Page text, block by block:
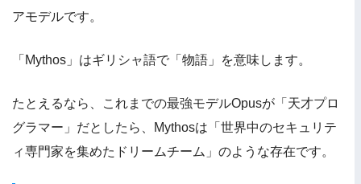
アモデルです。
「Mythos」はギリシャ語で「物語」を意味します。
たとえるなら、これまでの最強モデルOpusが「天才プロ
グラマー」だとしたら、Mythosは「世界中のセキュリテ
ィ専門家を集めたドリームチーム」のような存在です。